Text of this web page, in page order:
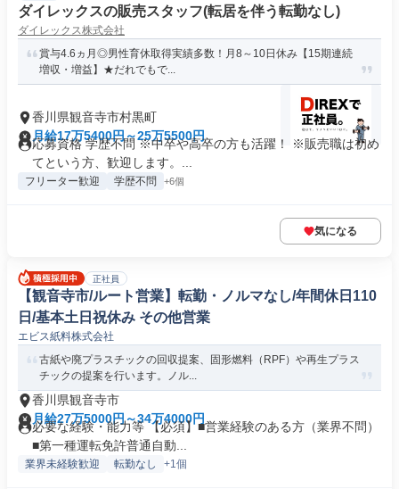
ダイレックスの販売スタッフ(転居を伴う転勤なし)
ダイレックス株式会社
賞与4.6ヵ月◎男性育休取得実績多数！月8～10日休み【15期連続
増収・増益】★だれでもで...
香川県観音寺市村黒町
月給17万5400円～25万5500円
応募資格 学歴不問 ※中卒や高卒の方も活躍！ ※販売職は初め
てという方、歓迎します。...
フリーター歓迎 学歴不問 +6個
気になる
正社員
【観音寺市/ルート営業】転勤・ノルマなし/年間休日110
日/基本土日祝休み その他営業
エビス紙料株式会社
古紙や廃プラスチックの回収提案、固形燃料（RPF）や再生プラス
チックの提案を行います。ノル...
香川県観音寺市
月給27万5000円～34万4000円
必要な経験・能力等 【必須】■営業経験のある方（業界不問）
■第一種運転免許普通自動...
業界未経験歓迎 転勤なし +1個